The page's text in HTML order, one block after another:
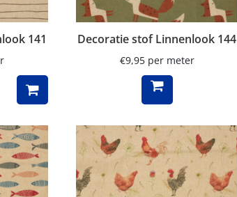
141 Decoratie stof Linnenlook 144
€9,95 per meter